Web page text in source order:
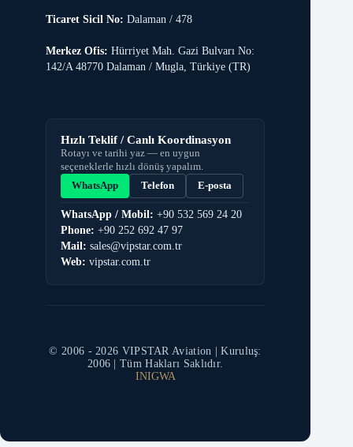
Ticaret Sicil No: Dalaman / 478
Merkez Ofis: Hürriyet Mah. Gazi Bulvarı No:
142/A 48770 Dalaman / Mugla, Türkiye (TR)
Hızlı Teklif / Canlı Koordinasyon
Rotayı ve tarihi yaz — en uygun
seçeneklerle hızlı dönüş yapalım.
WhatsApp
Telefon E-posta
WhatsApp / Mobil: +90 532 569 24 20
Phone: +90 252 692 47 97
Mail: sales@vipstar.com.tr
Web: vipstar.com.tr
© 2006 -2026 VIPSTAR Aviation | Kuruluş:
2006 | Tüm Hakları Saklıdır.
INIGWA